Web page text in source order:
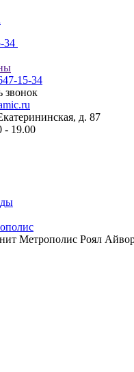
34
15-34
звонок
д. 87
- 19.00
Метрополис Роял